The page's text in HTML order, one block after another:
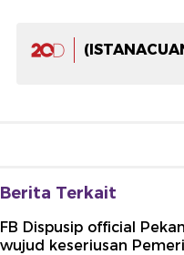
Berita Terkait
FB Dispusip official
wujud keseriusan